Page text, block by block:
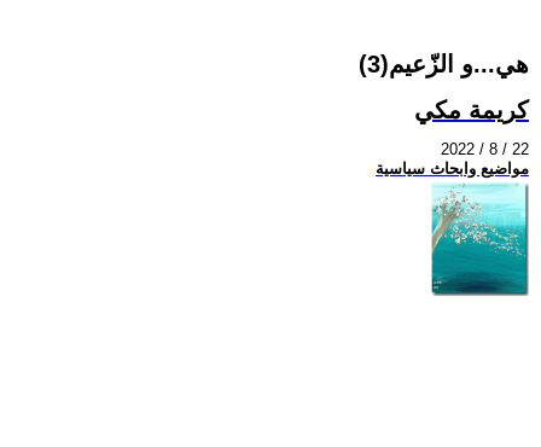
هي...و الزّعيم(3)
كريمة مكي
2022 / 8 / 22
مواضيع وابحاث سياسية